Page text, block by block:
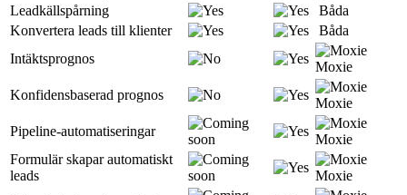
Leadkällspårning
Båda
Konvertera leads till klienter
Båda
Intäktsprognos
Moxie
Konfidensbaserad prognos
Moxie
Pipeline-automatiseringar
Moxie
Formulär skapar automatiskt
leads
Moxie